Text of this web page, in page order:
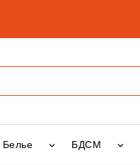
Белье БДСМ